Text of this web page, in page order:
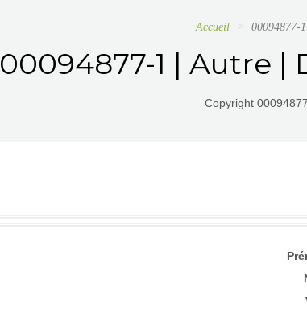
Accueil 00094877-
00094877-1 | Autre |
Copyright